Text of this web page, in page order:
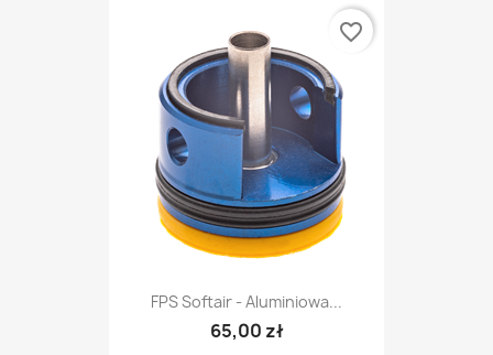
FPS Softair - Aluminiowa...
65,00 zł
favorite_border